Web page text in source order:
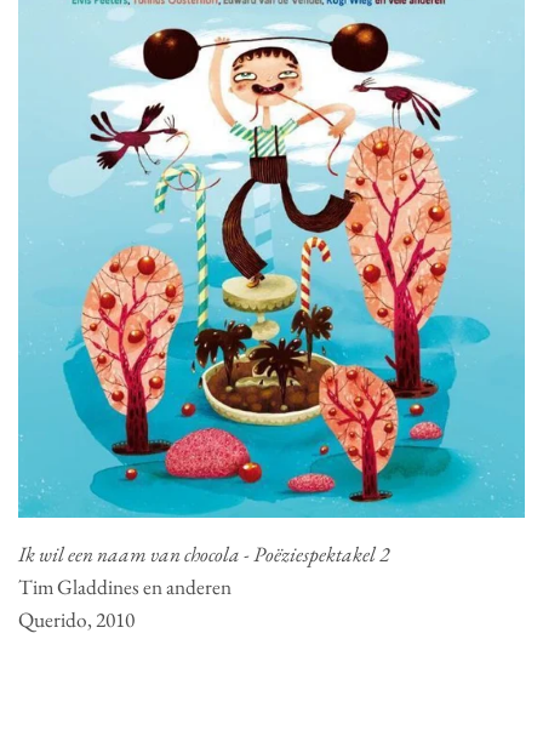
Ik wil een naam van chocola - Poëziespektakel 2
Tim Gladdines en anderen
Querido, 2010